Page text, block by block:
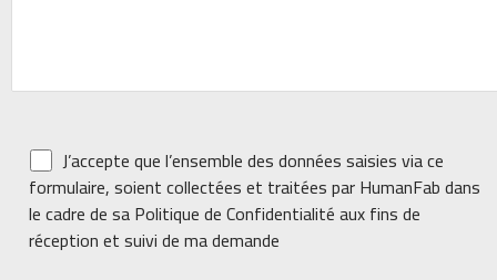
J’accepte que l’ensemble des données saisies via ce
formulaire, soient collectées et traitées par HumanFab dans
le cadre de sa Politique de Confidentialité aux fins de
réception et suivi de ma demande